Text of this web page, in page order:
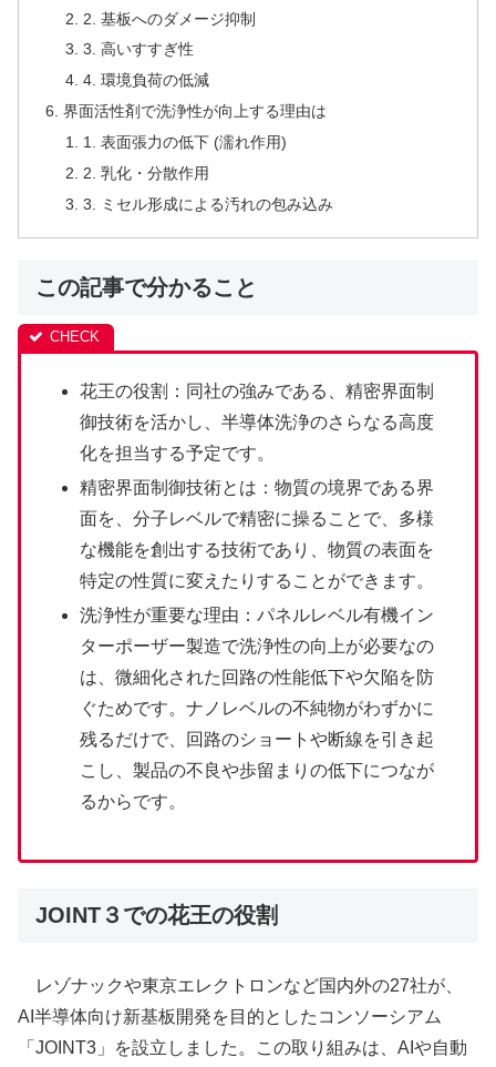
2. 基板へのダメージ抑制
3. 高いすすぎ性
4. 環境負荷の低減
界面活性剤で洗浄性が向上する理由は
1. 表面張力の低下 (濡れ作用)
2. 乳化・分散作用
3. ミセル形成による汚れの包み込み
この記事で分かること
花王の役割：同社の強みである、精密界面制
御技術を活かし、半導体洗浄のさらなる高度
化を担当する予定です。
精密界面制御技術とは：物質の境界である界
面を、分子レベルで精密に操ることで、多様
な機能を創出する技術であり、物質の表面を
特定の性質に変えたりすることができます。
洗浄性が重要な理由：パネルレベル有機イン
ターポーザー製造で洗浄性の向上が必要なの
は、微細化された回路の性能低下や欠陥を防
ぐためです。ナノレベルの不純物がわずかに
残るだけで、回路のショートや断線を引き起
こし、製品の不良や歩留まりの低下につなが
るからです。
JOINT３での花王の役割
レゾナックや東京エレクトロンなど国内外の27社が、
AI半導体向け新基板開発を目的としたコンソーシアム
「JOINT3」を設立しました。この取り組みは、AIや自動